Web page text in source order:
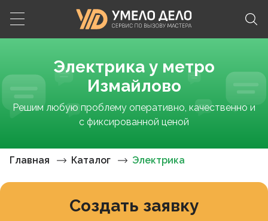
Электрика у метро
Измайлово
Решим любую проблему оперативно, качественно и
с фиксированной ценой
Главная Каталог Электрика
Создать заявку